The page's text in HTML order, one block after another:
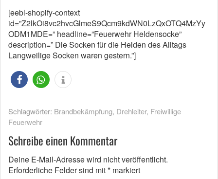
[eebl-shopify-context
id=”Z2lkOi8vc2hvcGlmeS9Qcm9kdWN0LzQxOTQ4MzYy
ODM1MDE=” headline=”Feuerwehr Heldensocke”
description=” Die Socken für die Helden des Alltags
Langweilige Socken waren gestern.”]
Schlagwörter: Brandbekämpfung, Drehleiter, Freiwillige
Feuerwehr
Schreibe einen Kommentar
Deine E-Mail-Adresse wird nicht veröffentlicht.
Erforderliche Felder sind mit* markiert